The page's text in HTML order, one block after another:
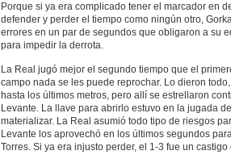
Porque si ya era complicado tener el marcador en
defender y perder el tiempo como ningún otro,
errores en un par de segundos que obligaron a su
para impedir la derrota.
La Real jugó mejor el segundo tiempo que el
campo nada se les puede reprochar. Lo dieron
hasta los últimos metros, pero allí se estrellaron
Levante. La llave para abrirlo estuvo en la jugada
materializar. La Real asumió todo tipo de riesgos
Levante los aprovechó en los últimos segundos
Torres. Si ya era injusto perder, el 1-3 fue un castigo